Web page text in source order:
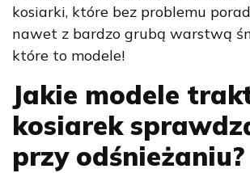
kosiarki, które bez problemu
nawet z bardzo grubą warstwą
które to modele!
Jakie modele
kosiarek
przy odśnieżaniu?